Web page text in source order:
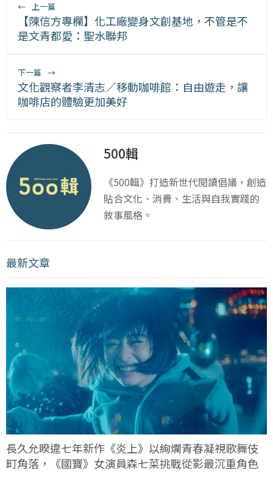
← 上一篇
【陳信方專欄】化工廠變身文創基地，不管是不
是文青都愛：聖水聯邦
下一篇 →
文化觀察者李清志／移動咖啡館：自由遊走，讓
咖啡店的體驗更加美好
500輯
《500輯》打造新世代閱讀倡議，創造
貼合文化、消費、生活與自我實踐的
敘事風格。
最新文章
長久允睽違七年新作《炎上》以絢爛青春凝視歌舞伎
町角落，《國寶》女演員森七菜挑戰從影最沉重角色